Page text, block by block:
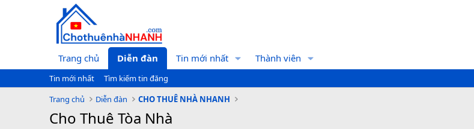
Trang chủ Diễn đàn Tin mới nhất Thành viên
Tin mới nhất
Tìm kiếm tin đăng
Trang chủ
Diễn đàn CHO THUÊ NHÀ NHANH
Cho Thuê Tòa Nhà